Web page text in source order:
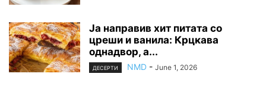
Ја направив хит питата со
цреши и ванила: Крцкава
однадвор, а...
ДЕСЕРТИ NMD - June 1, 2026